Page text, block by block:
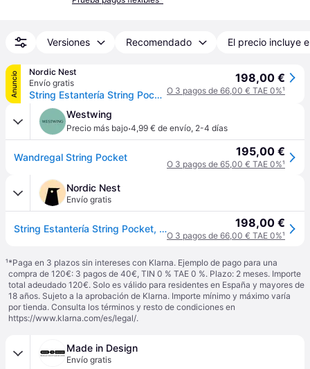
Versiones Recomendado El precio incluye
Anuncio
Nordic Nest
Envío gratis
String Estantería String Pocket, nogal-negro nogal-negro
198,00 €
O 3 pagos de 66,00 € TAE 0%¹
Westwing
Precio más bajo·4,99 € de envío, 2-4 días
Wandregal String Pocket 195,00 €
O 3 pagos de 65,00 € TAE 0%¹
Nordic Nest
Envío gratis
String Estantería String Pocket, nogal-negro nogal-negro 198,00 €
O 3 pagos de 66,00 € TAE 0%¹
¹*Paga en 3 plazos sin intereses con Klarna. Ejemplo de pago para una
compra de 120€: 3 pagos de 40€, TIN 0 % TAE 0 %. Plazo: 2 meses. Importe
total adeudado 120€. Solo es válido para residentes en España y mayores de
18 años. Sujeto a la aprobación de Klarna. Importe mínimo y máximo varía
por tienda. Consulta los términos y resto de condiciones en
https://www.klarna.com/es/legal/.
Made in Design
Envío gratis